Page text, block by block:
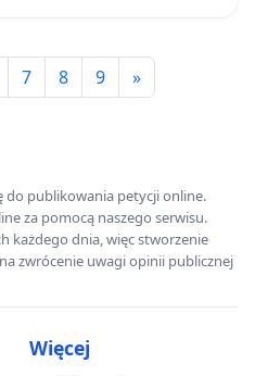
7 8 9 »
do publikowania petycji online.
za pomocą naszego serwisu.
każdego dnia, więc stworzenie
zwrócenie uwagi opinii publicznej
Więcej